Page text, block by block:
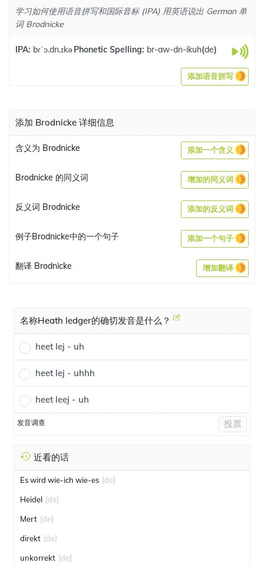
学习如何使用语音拼写和国际音标 (IPA) 用英语说出 German 单
词 Brodnicke
IPA: bɾˈɔ.dn.ɪkəPhonetic Spelling: br-aw-dn-ikuh(de)
添加语音拼写
添加 Brodnicke 详细信息
含义为 Brodnicke 添加一个含义
Brodnicke 的同义词 增加的同义词
反义词 Brodnicke 添加的反义词
例子Brodnicke中的一个句子 添加一个句子
翻译 Brodnicke 增加翻译
名称Heath ledger的确切发音是什么？
heet lej - uh
heet lej - uhhh
heet leej - uh
发音调查 投票
近看的话
Es wird wie-ich wie-es [de]
Heidel [de]
Mert [de]
direkt [de]
unkorrekt [de]